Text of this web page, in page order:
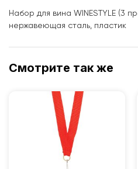
Набор для вина WINESTYLE (3
нержавеющая сталь, пластик
Смотрите так же